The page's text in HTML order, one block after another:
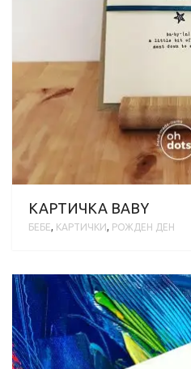
КАРТИЧКА BABY
БЕБЕ, КАРТИЧКИ, РОЖДЕН ДЕН